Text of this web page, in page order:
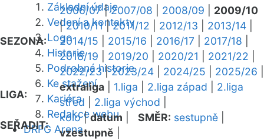
Základní údaje
Vedení a kontakty
Logo
Historie
Podrobná historie
Ke stažení
Kariéra
Redakce webu
DRFG Arena
SEZONA:
2006/07|2007/08 2008/09
2009/10
|2010/11|2011/12 2012/13 2013/14
2014/15
2015/16 2016/17 2017/18
2018/19
2019/20 2020/21 2021/22
2022/23|2023/24 2024/25 2025/26
LIGA:
extraliga 1.liga 2.liga západ
2.liga
střed
2.liga východ
SEŘADIT:
kolo|datum SMĚR: sestupně
vzestupně